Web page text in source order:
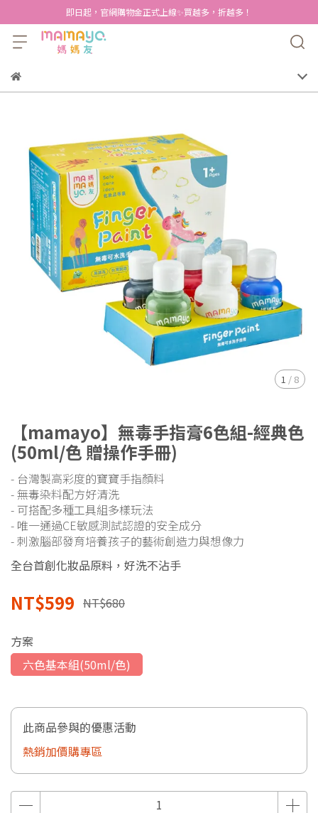
即日起，官網購物金正式上線✨買越多，折越多！
1 / 8
【mamayo】無毒手指膏6色組-經典色
(50ml/色 贈操作手冊)
- 台灣製高彩度的寶寶手指顏料
- 無毒染料配方好清洗
- 可搭配多種工具組多樣玩法
- 唯一通過CE敏感測試認證的安全成分
- 刺激腦部發育培養孩子的藝術創造力與想像力
全台首創化妝品原料，好洗不沾手
NT$599 NT$680
方案
六色基本組(50ml/色)
此商品參與的優惠活動
熱銷加價購專區